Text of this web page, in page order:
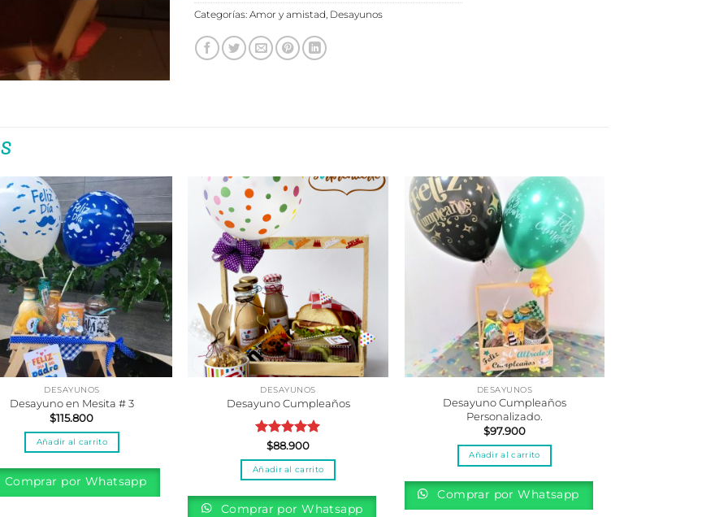
Categorías: Amor y amistad, Desayunos
DESAYUNOS
Desayuno en Mesita # 3
$115.800
Añadir al carrito
Comprar por Whatsapp
DESAYUNOS
Desayuno Cumpleaños
Valorado
con5.00
de 5
$88.900
Añadir al carrito
Comprar por Whatsapp
DESAYUNOS
Desayuno Cumpleaños
Personalizado.
$97.900
Añadir al carrito
Comprar por Whatsapp